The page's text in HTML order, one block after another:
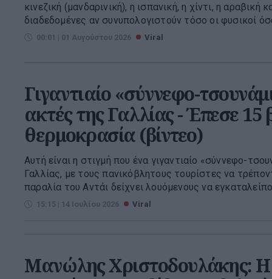
κινεζική (μανδαρινική), η ισπανική, η χίντι, η αραβική
διαδεδομένες αν συνυπολογιστούν τόσο οι φυσικοί όσο
00:01 | 01 Αυγούστου 2026 Viral
Γιγαντιαίο «σύννεφο-
ακτές της Γαλλίας - Έπεσε
θερμοκρασία (βίντεο)
Αυτή είναι η στιγμή που ένα γιγαντιαίο «σύννεφο-
Γαλλίας, με τους πανικόβλητους τουρίστες να
παραλία του Αντάι δείχνει λουόμενους να
15:15 | 14 Ιουλίου 2026 Viral
Μανώλης Χριστοδουλάκης: